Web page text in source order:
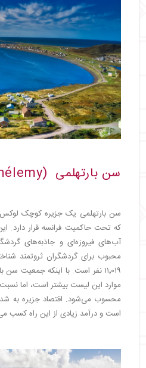
سن بارتهلمی (Saint Barthélemy)
سن بارتهلمی یک جزیره کوچک لوکس
که تحت حاکمیت فرانسه قرار دارد.
آب‌های فیروزه‌ای و جاذبه‌های
محبوب برای گردشگران ثروتمند
۱۱٬۰۱۹ نفر است. با اینکه جمعیت
موارد این لیست بیشتر است، اما
محسوب می‌شود. اقتصاد جزیره به
است و درآمد زیادی از این راه کسب